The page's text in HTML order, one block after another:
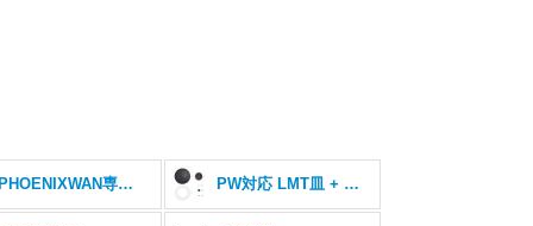
PHOENIXWAN専用オプションパーツ PW対応 LMT皿 + EMP皿